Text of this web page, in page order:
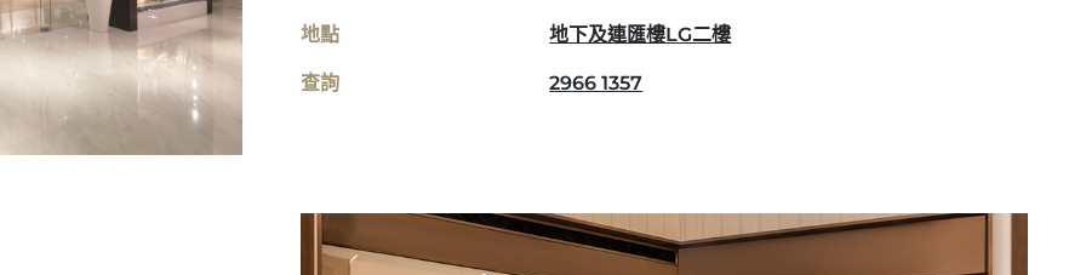
地點 地下及連匯樓LG二樓
查詢 2966 1357